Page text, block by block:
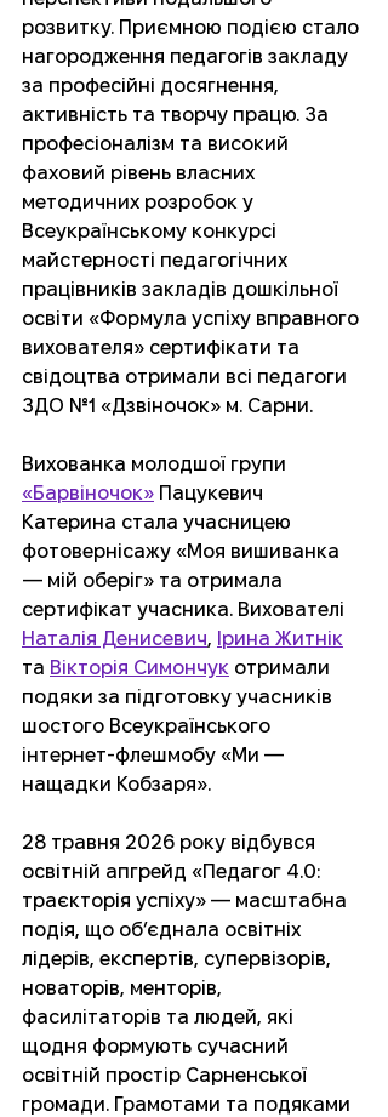
розвитку. Приємною подією стало
нагородження педагогів закладу
за професійні досягнення,
активність та творчу працю. За
професіоналізм та високий
фаховий рівень власних
методичних розробок у
Всеукраїнському конкурсі
майстерності педагогічних
працівників закладів дошкільної
освіти «Формула успіху вправного
вихователя» сертифікати та
свідоцтва отримали всі педагоги
ЗДО №1 «Дзвіночок» м. Сарни.
Вихованка молодшої групи
«Барвіночок» Пацукевич
Катерина стала учасницею
фотовернісажу «Моя вишиванка
— мій оберіг» та отримала
сертифікат учасника. Вихователі
Наталія Денисевич, Ірина Житнік
та Вікторія Симончук отримали
подяки за підготовку учасників
шостого Всеукраїнського
інтернет-флешмобу «Ми —
нащадки Кобзаря».
28 травня 2026 року відбувся
освітній апгрейд «Педагог 4.0:
траєкторія успіху» — масштабна
подія, що об’єднала освітніх
лідерів, експертів, супервізорів,
новаторів, менторів,
фасилітаторів та людей, які
щодня формують сучасний
освітній простір Сарненської
громади. Грамотами та подяками